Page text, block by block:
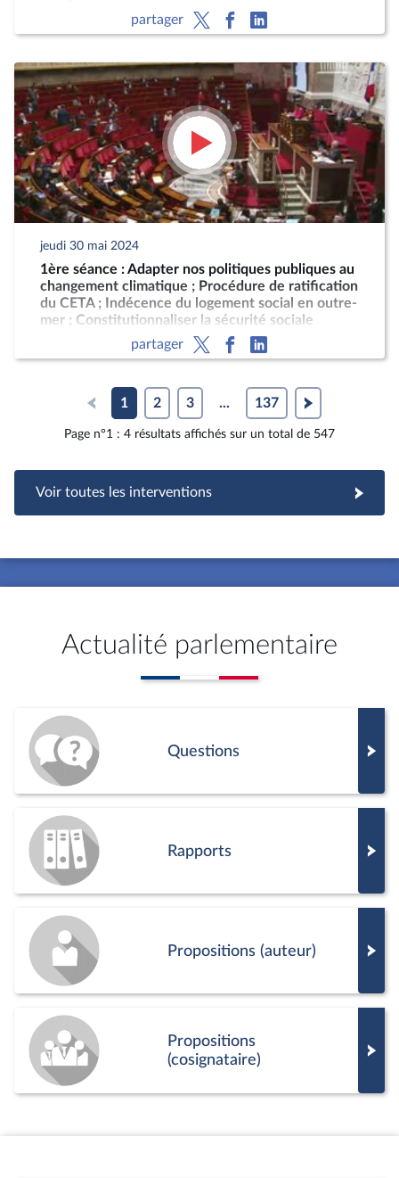
partager
jeudi 30 mai 2024
1ère séance : Adapter nos politiques publiques au
changement climatique ; Procédure de ratification
du CETA ; Indécence du logement social en outre-
mer ; Constitutionnaliser la sécurité sociale
partager
1 2 3 ... 137
Page n°1 : 4 résultats affichés sur un total de 547
Voir toutes les interventions
Actualité parlementaire
Questions
Rapports
Propositions (auteur)
Propositions
(cosignataire)